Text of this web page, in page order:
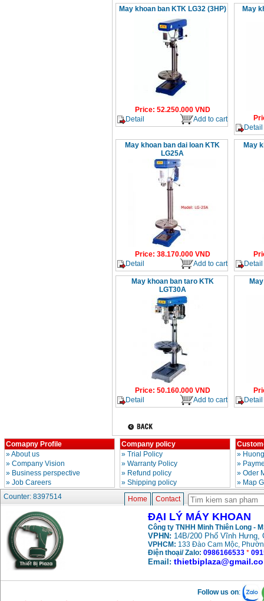
May khoan ban KTK LG32 (3HP)
Price: 52.250.000VND
Detail
Add to cart
May
Detail
May khoan ban dai loan KTK
LG25A
Price: 38.170.000VND
Detail
Add to cart
May
Detail
May khoan ban taro KTK
LGT30A
Price: 50.160.000VND
Detail
Add to cart
Detail
Comapny Profile
»About us
» Company Vision
» Business perspective
» Job Careers
Company policy
» Trial Policy
» Warranty Policy
» Refund policy
» Shipping policy
»
»
» Oder
» Map
Counter: 8397514
Home Contact
ĐẠI LÝ MÁY KHOAN
Công ty TNHH Minh Thiên Long -
VPHN: 14B/200 Phố Vĩnh Hưng,
VPHCM: 133 Đào Cam Mộc,
Điện thoại/ Zalo: 0986166533 *
Email:
Follow us on: